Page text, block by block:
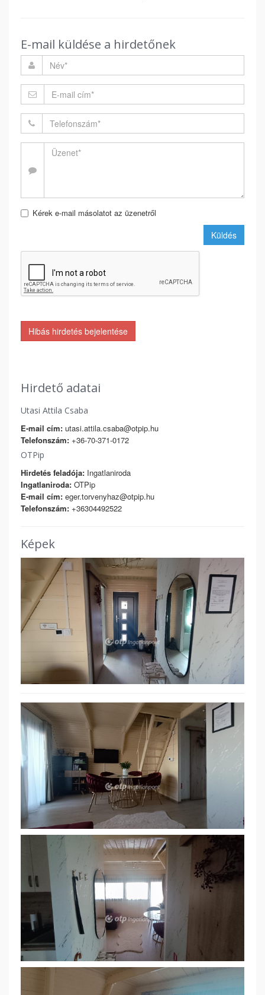
E-mail küldése a hirdetőnek
Kérek e-mail másolatot az üzenetről
Küldés
Hibás hirdetés bejelentése
Hirdető adatai
Utasi Attila Csaba
E-mail cím: utasi.attila.csaba@otpip.hu
Telefonszám: +36-70-371-0172
OTPip
Hirdetés feladója: Ingatlaniroda
Ingatlaniroda: OTPip
E-mail cím: eger.torvenyhaz@otpip.hu
Telefonszám: +36304492522
Képek